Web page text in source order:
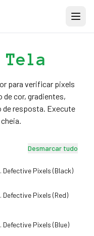
para verificar pixels
cor, gradientes,
de resposta. Execute
Desmarcar tudo
. Defective Pixels (Black)
. Defective Pixels (Red)
. Defective Pixels (Blue)